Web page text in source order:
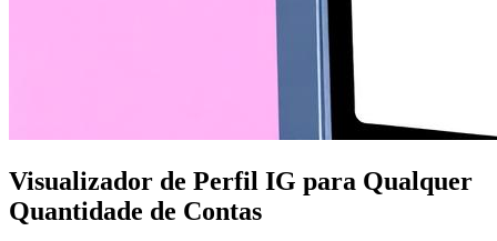
Visualizador de Perfil IG para Qualquer
Quantidade de Contas